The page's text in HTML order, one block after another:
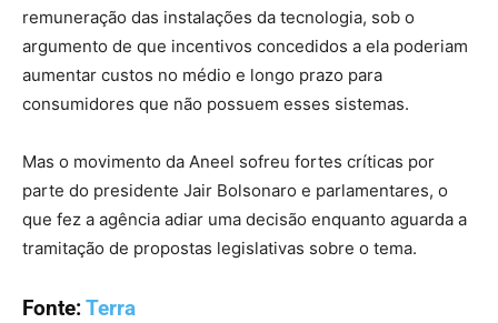
remuneração das instalações da tecnologia, sob o
argumento de que incentivos concedidos a ela poderiam
aumentar custos no médio e longo prazo para
consumidores que não possuem esses sistemas.
Mas o movimento da Aneel sofreu fortes críticas por
parte do presidente Jair Bolsonaro e parlamentares, o
que fez a agência adiar uma decisão enquanto aguarda a
tramitação de propostas legislativas sobre o tema.
Fonte:Terra